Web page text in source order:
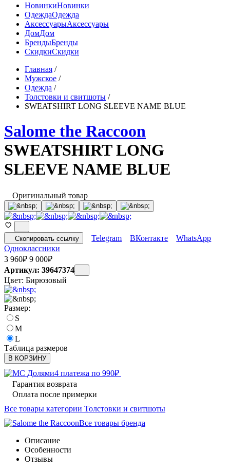
НовинкиНовинки
ОдеждаОдежда
АксессуарыАксессуары
ДомДом
БрендыБренды
СкидкиСкидки
Главная /
Мужское /
Одежда /
Толстовки и свитшоты /
SWEATSHIRT LONG SLEEVE NAME BLUE
Salome the Raccoon
SWEATSHIRT LONG
SLEEVE NAME BLUE
Оригинальный товар
Скопировать ссылку Telegram ВКонтакте
WhatsApp
Одноклассники
3 960₽ 9 000₽
Артикул: 39647374
Цвет: Бирюзовый
Размер:
S
M
L
Таблица размеров
В КОРЗИНУ
4 платежа по 990₽
Гарантия возврата
Оплата после примерки
Все товары категории Толстовки и свитшоты
Все товары бренда
Описание
Особенности
Отзывы